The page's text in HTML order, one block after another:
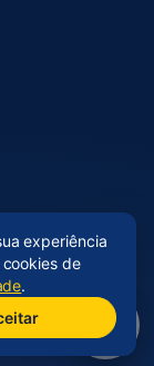
(abre em nova aba)
experiência
de
.